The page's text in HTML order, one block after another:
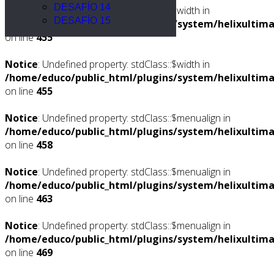
DESAFÍO 14
DESAFÍO 15
: Undefined property: stdClass::$width in
/home/educo/public_html/plugins/system/
on line455
Notice: Undefined property: stdClass::$width in
/home/educo/public_html/plugins/system/
on line 455
Notice: Undefined property: stdClass::$menualign in
/home/educo/public_html/plugins/system/
on line 458
Notice: Undefined property: stdClass::$menualign in
/home/educo/public_html/plugins/system/
on line 463
Notice: Undefined property: stdClass::$menualign in
/home/educo/public_html/plugins/system/
on line 469